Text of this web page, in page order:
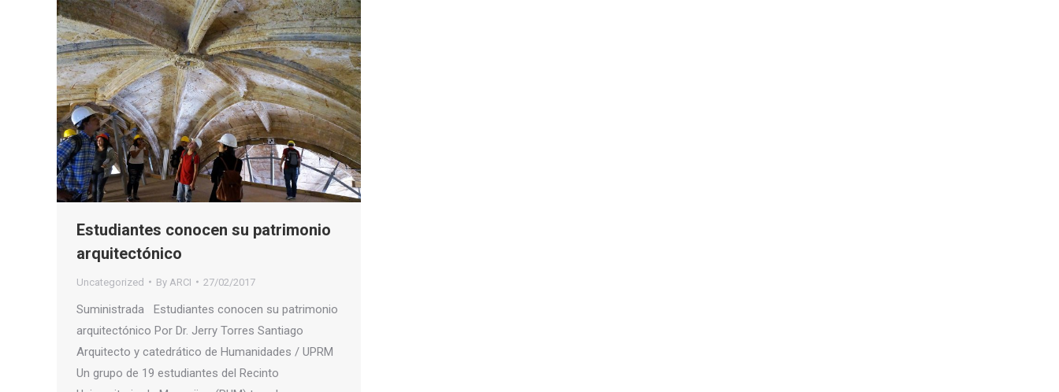
Estudiantes conocen su patrimonio
arquitectónico
Uncategorized By ARCI 27/02/2017
Suministrada Estudiantes conocen su patrimonio
arquitectónico Por Dr. Jerry Torres Santiago
Arquitecto y catedrático de Humanidades / UPRM
Un grupo de 19 estudiantes del Recinto